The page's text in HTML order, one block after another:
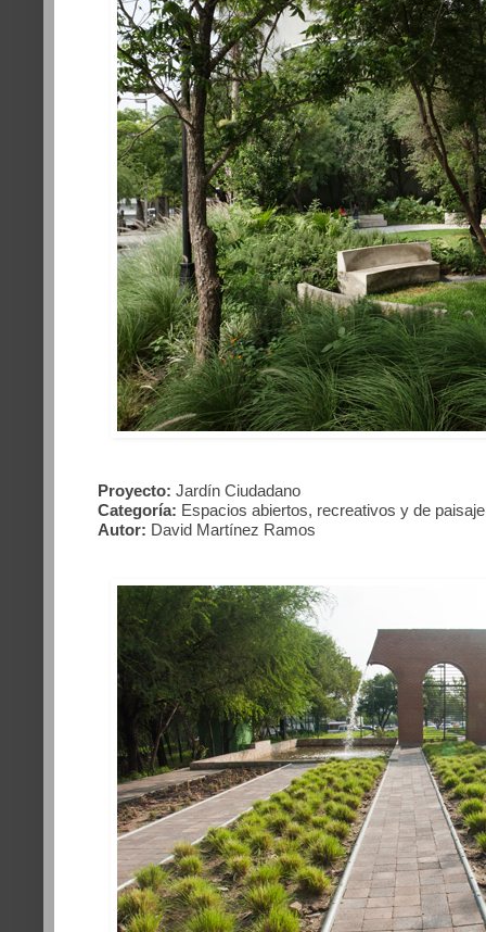
Proyecto: Jardín Ciudadano
Categoría: Espacios abiertos, recreativos y de paisaje
Autor: David Martínez Ramos